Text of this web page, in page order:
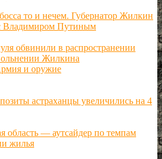
то и нечем. Губернатор Жилкин
Владимиром Путиным
обвинили в распространении
Жилкина
и оружие
астраханцы увеличились на 4
область — аутсайдер по темпам
жилья